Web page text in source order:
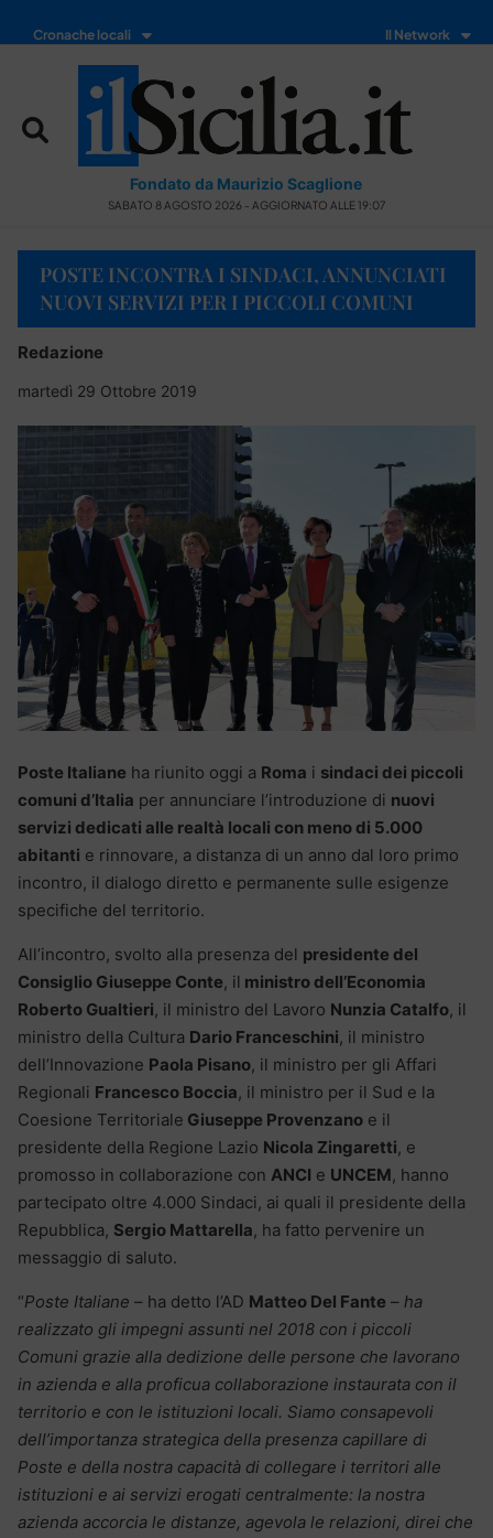
Cronache locali Il Network
Fondato da Maurizio Scaglione
SABATO 8 AGOSTO 2026 - AGGIORNATO ALLE 19:07
POSTE INCONTRA I SINDACI, ANNUNCIATI
NUOVI SERVIZI PER I PICCOLI COMUNI
Redazione
martedì 29 Ottobre 2019
Poste Italiane ha riunito oggi a Roma i sindaci dei piccoli
comuni d’Italia per annunciare l’introduzione di nuovi
servizi dedicati alle realtà locali con meno di 5.000
abitanti e rinnovare, a distanza di un anno dal loro primo
incontro, il dialogo diretto e permanente sulle esigenze
specifiche del territorio.
All’incontro, svolto alla presenza del presidente del
Consiglio Giuseppe Conte, il ministro dell’Economia
Roberto Gualtieri, il ministro del Lavoro Nunzia Catalfo, il
ministro della Cultura Dario Franceschini, il ministro
dell’Innovazione Paola Pisano, il ministro per gli Affari
Regionali Francesco Boccia, il ministro per il Sud e la
Coesione Territoriale Giuseppe Provenzano e il
presidente della Regione Lazio Nicola Zingaretti, e
promosso in collaborazione con ANCI e UNCEM, hanno
partecipato oltre 4.000 Sindaci, ai quali il presidente della
Repubblica, Sergio Mattarella, ha fatto pervenire un
messaggio di saluto.
“Poste Italiane – ha detto l’AD Matteo Del Fante – ha
realizzato gli impegni assunti nel 2018 con i piccoli
Comuni grazie alla dedizione delle persone che lavorano
in azienda e alla proficua collaborazione instaurata con il
territorio e con le istituzioni locali. Siamo consapevoli
dell’importanza strategica della presenza capillare di
Poste e della nostra capacità di collegare i territori alle
istituzioni e ai servizi erogati centralmente: la nostra
azienda accorcia le distanze, agevola le relazioni, direi che